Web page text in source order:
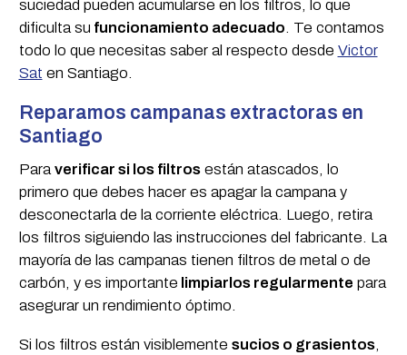
suciedad pueden acumularse en los filtros, lo que
dificulta su funcionamiento adecuado . Te contamos
todo lo que necesitas saber al respecto desde Victor
Sat en Santiago.
Reparamos campanas extractoras en
Santiago
Para verificar si los filtrosestán atascados, lo
primero que debes hacer es apagar la campana y
desconectarla de la corriente eléctrica. Luego, retira
los filtros siguiendo las instrucciones del fabricante. La
mayoría de las campanas tienen filtros de metal o de
carbón, y es importante limpiarlos regularmente para
asegurar un rendimiento óptimo.
Si los filtros están visiblemente sucios o grasientos,